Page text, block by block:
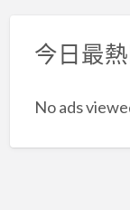
今日最
No ads